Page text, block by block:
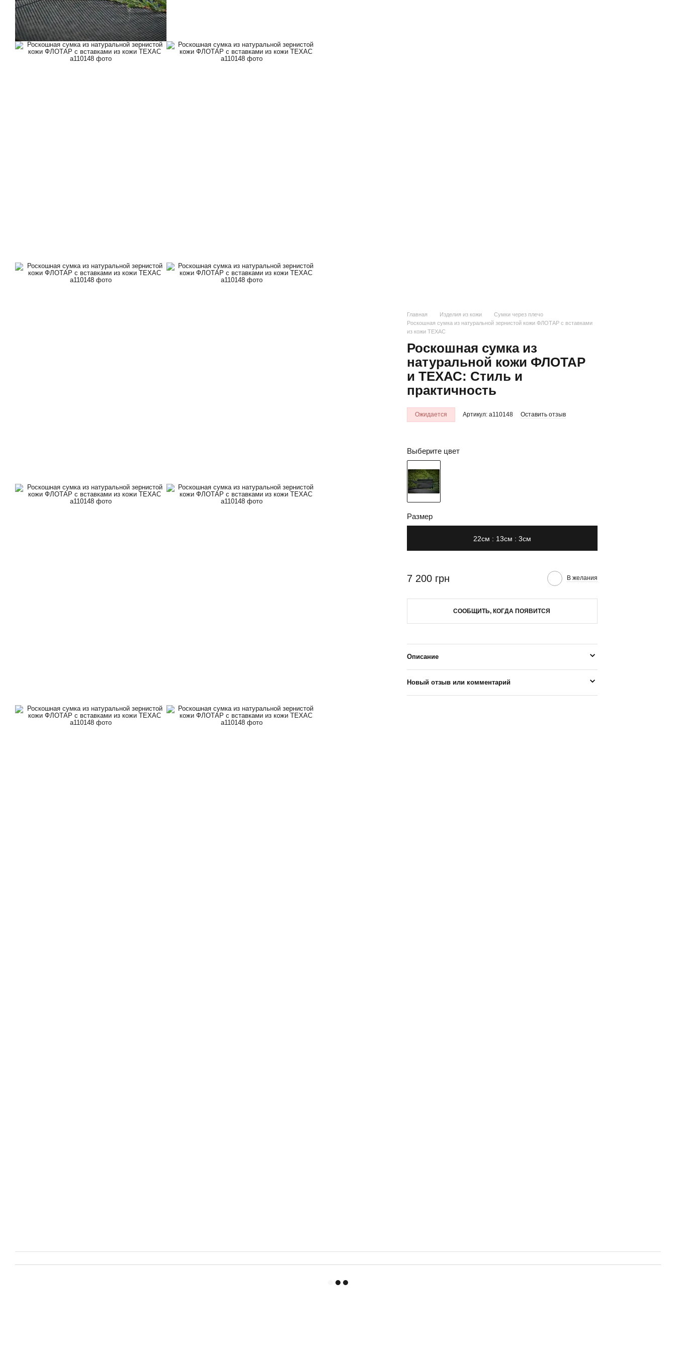
Главная Изделия из кожи
Сумки через плечо
Роскошная сумка из натуральной зернистой кожи ФЛОТАР с вставками
из кожи ТЕХАС
Роскошная сумка из
натуральной кожи ФЛОТАР
и ТЕХАС: Стиль и
практичность
Ожидается Артикул: a110148 Оставить отзыв
Выберите цвет
Размер
22см : 13см : 3см
7 200 грн В желания
СООБЩИТЬ, КОГДА ПОЯВИТСЯ
Описание
Новый отзыв или комментарий